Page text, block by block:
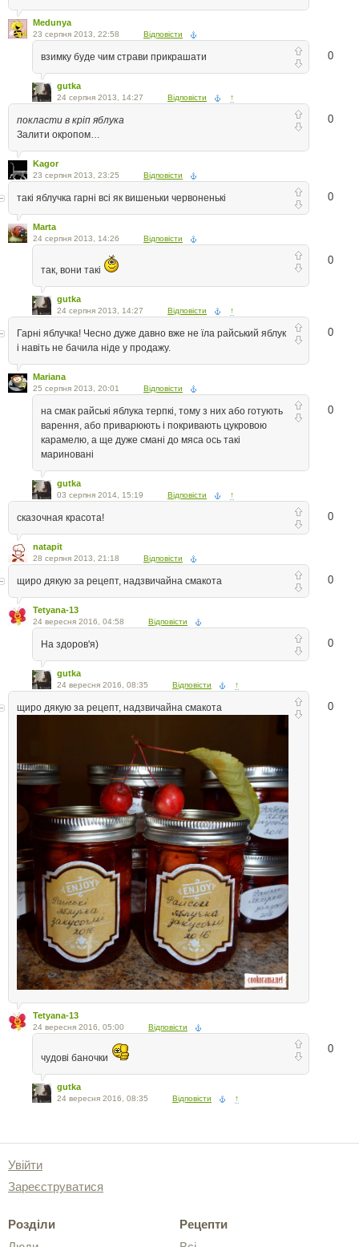
Medunya
23 серпня 2013, 22:58 Відповісти
0
взимку буде чим страви прикрашати
gutka
24 серпня 2013, 14:27 Відповісти ↑
0
покласти в кріп яблука
Залити окропом…
Kagor
23 серпня 2013, 23:25 Відповісти
0
такі яблучка гарні всі як вишеньки червоненькі
Marta
24 серпня 2013, 14:26 Відповісти
0
так, вони такі
gutka
24 серпня 2013, 14:27 Відповісти ↑
0
Гарні яблучка! Чесно дуже давно вже не їла райський яблук
і навіть не бачила ніде у продажу.
Mariana
25 серпня 2013, 20:01 Відповісти
0
на смак райські яблука терпкі, тому з них або готують
варення, або приварюють і покривають цукровою
карамелю, а ще дуже смані до мяса ось такі
мариновані
gutka
03 серпня 2014, 15:19 Відповісти ↑
0
сказочная красота!
natapit
28 серпня 2013, 21:18 Відповісти
0
щиро дякую за рецепт, надзвичайна смакота
Tetyana-13
24 вересня 2016, 04:58 Відповісти
0
На здоров'я)
gutka
24 вересня 2016, 08:35 Відповісти ↑
0
щиро дякую за рецепт, надзвичайна смакота
Tetyana-13
24 вересня 2016, 05:00 Відповісти
0
чудові баночки
gutka
24 вересня 2016, 08:35 Відповісти ↑
Увійти
Зареєструватися
Розділи
Рецепти